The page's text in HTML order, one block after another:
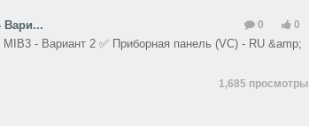
Вари... 0
0
- Вариант 2 ✅ Приборная панель (VC) - RU &amp;
1,685 просмотры